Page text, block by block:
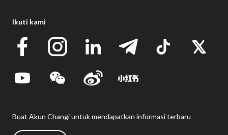
Ikuti kami
Buat Akun Changi untuk mendapatkan informasi terbaru